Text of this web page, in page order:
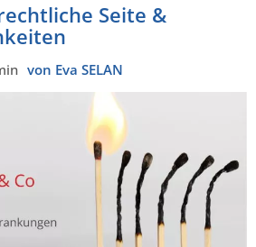
Seite &
von Eva SELAN